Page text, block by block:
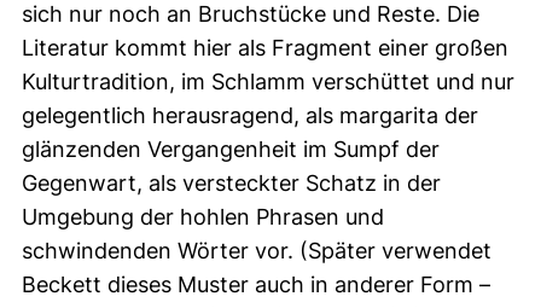
sich nur noch an Bruchstücke und Reste. Die
Literatur kommt hier als Fragment einer großen
Kulturtradition, im Schlamm verschüttet und nur
gelegentlich herausragend, als margarita der
glänzenden Vergangenheit im Sumpf der
Gegenwart, als versteckter Schatz in der
Umgebung der hohlen Phrasen und
schwindenden Wörter vor. (Später verwendet
Beckett dieses Muster auch in anderer Form –